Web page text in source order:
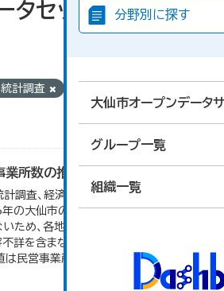
分野別に探す
大仙市オープンデータ
グループ一覧
組織一覧
タセットが見つか
計調査
業所数の推移
計調査、経済センサス。 平成11年、平
の大仙市の数値は、合併前、合併後
ため、各地域の数値を合算してい
詳を含まない。平成11年、平成16
民営事業所のみの数値。 大仙市の